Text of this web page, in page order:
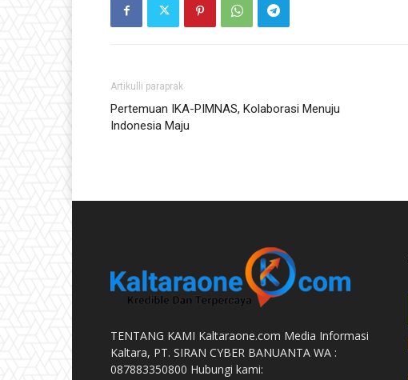
Artikulli paraprak
Pertemuan IKA-PIMNAS, Kolaborasi Menuju
Indonesia Maju
TENTANG KAMI Kaltaraone.com Media Informasi
Kaltara, PT. SIRAN CYBER BANUANTA WA :
087883350800 Hubungi kami: